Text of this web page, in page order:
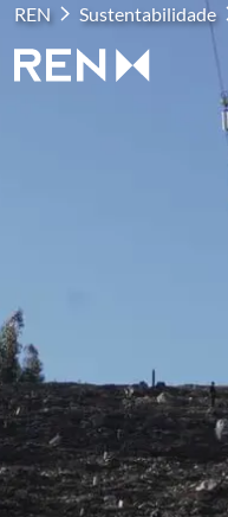
REN Sustentabilidade